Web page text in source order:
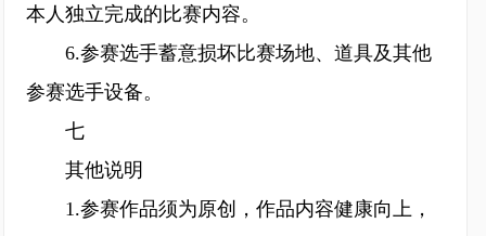
本人独立完成的比赛内容。
6.参赛选手蓄意损坏比赛场地、道具及其他
参赛选手设备。
七
其他说明
1.参赛作品须为原创，作品内容健康向上，